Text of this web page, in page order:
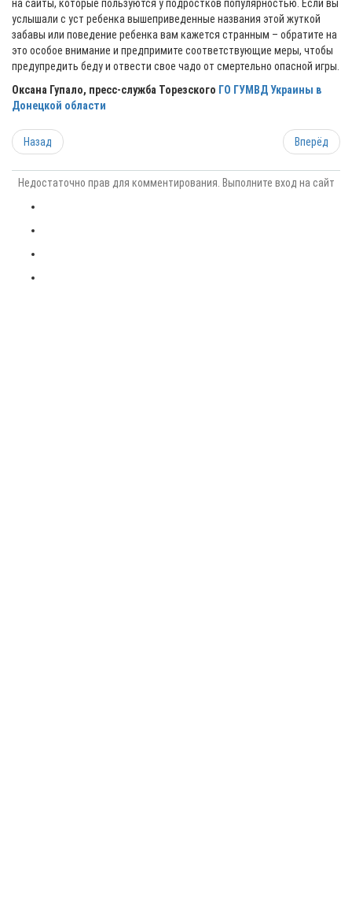
на сайты, которые пользуются у подростков популярностью. Если вы
услышали с уст ребенка вышеприведенные названия этой жуткой
забавы или поведение ребенка вам кажется странным – обратите на
это особое внимание и предпримите соответствующие меры, чтобы
предупредить беду и отвести свое чадо от смертельно опасной игры.
Оксана Гупало, пресс-служба Торезского ГО ГУМВД Украины в
Донецкой области
Назад Вперёд
Недостаточно прав для комментирования. Выполните вход на сайт